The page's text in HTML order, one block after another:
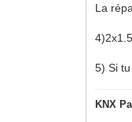
La
5) Si
KNX